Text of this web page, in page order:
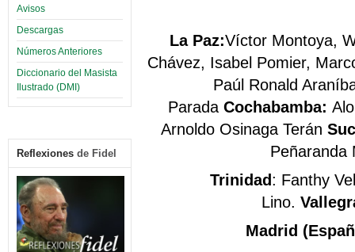
Avisos
Descargas
Números Anteriores
Diccionario del Masista
Ilustrado (DMI)
Reflexiones de Fidel
La Paz:Víctor Montoya,
Chávez, Isabel Pomier,
Paúl Ronald
ParadaCochabamba:
Arnoldo Osinaga Terán
Peñaranda
Trinidad: Fanthy
Lino.
Madrid